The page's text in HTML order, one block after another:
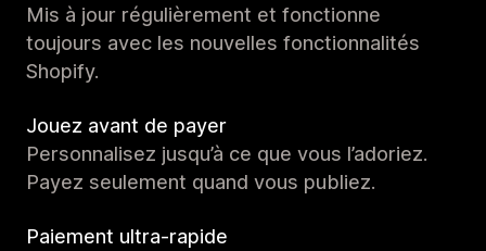
Mis à jour régulièrement et fonctionne
toujours avec les nouvelles fonctionnalités
Shopify.
Jouez avant de payer
Personnalisez jusqu’à ce que vous l’adoriez.
Payez seulement quand vous publiez.
Paiement ultra-rapide